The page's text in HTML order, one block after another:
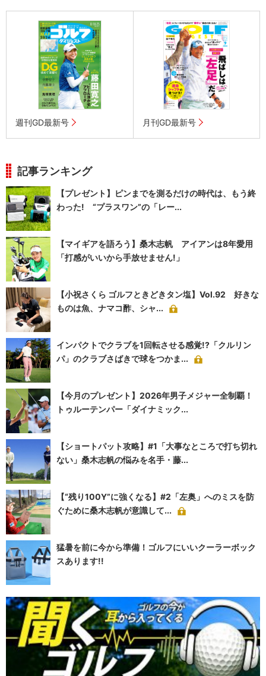
週刊GD最新号 月刊GD最新号
記事ランキング
【プレゼント】ピンまでを測るだけの時代は、もう終
わった! “プラスワン”の「レー...
【マイギアを語ろう】桑木志帆 アイアンは8年愛用
「打感がいいから手放せません!」
【小祝さくら ゴルフときどきタン塩】Vol.92 好きな
ものは魚、ナマコ酢、シャ...
インパクトでクラブを1回転させる感覚!?「クルリン
パ」のクラブさばきで球をつかま...
【今月のプレゼント】2026年男子メジャー全制覇！
トゥルーテンパー「ダイナミック...
【ショートパット攻略】#1「大事なところで打ち切れ
ない」桑木志帆の悩みを名手・藤...
【“残り100Y”に強くなる】#2「左奥」へのミスを防
ぐために桑木志帆が意識して...
猛暑を前に今から準備！ゴルフにいいクーラーボック
スあります!!